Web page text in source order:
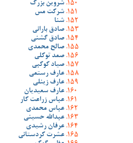
شروین بزرگ
شرکت مس
شنا
صادق بارانی
صادق گشنی
صالح محمدی
صمد توکلی
صیاد کوکبی
عارف رستمی
عارف زینلی
عارف سعیدیان
عباس زراعت کار
عباس محمدی
عبدالله حسینی
عرفان رشیدی
عشرت کردستانی